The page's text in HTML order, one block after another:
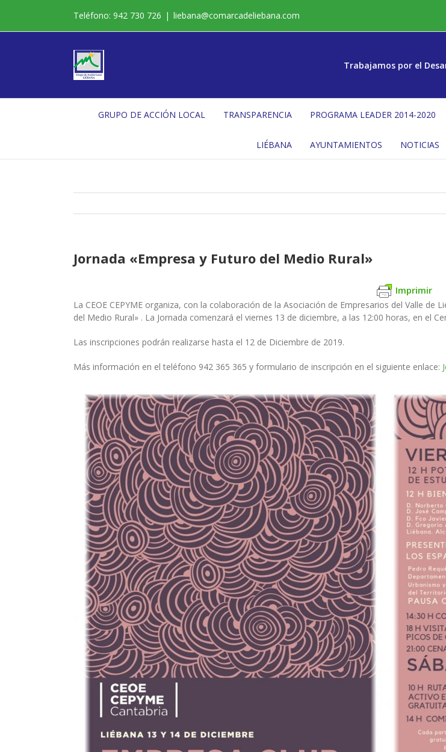
contenido
Teléfono: 942 730 726 | liebana@comarcadeliebana.com
Trabajamos por el
GRUPO DE ACCIÓN LOCAL TRANSPARENCIA PROGRAMA LEADER 2014-2020
LIÉBANA AYUNTAMIENTOS NOTICIAS
Jornada «Empresa y Futuro del Medio Rural»
Imprimir
La CEOE CEPYME organiza, con la colaboración de la Asociación de Empresarios del Valle de
del Medio Rural» . La Jornada comenzará el viernes 13 de diciembre, a las 12:00 horas, en el
Las inscripciones podrán realizarse hasta el 12 de Diciembre de 2019.
Más información en el teléfono 942 365 365 y formulario de inscripción en el siguiente enlace: